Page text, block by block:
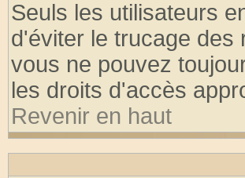
Seuls les utilisateurs
d'éviter le trucage des
vous ne pouvez
les droits d'accès
Revenir en haut